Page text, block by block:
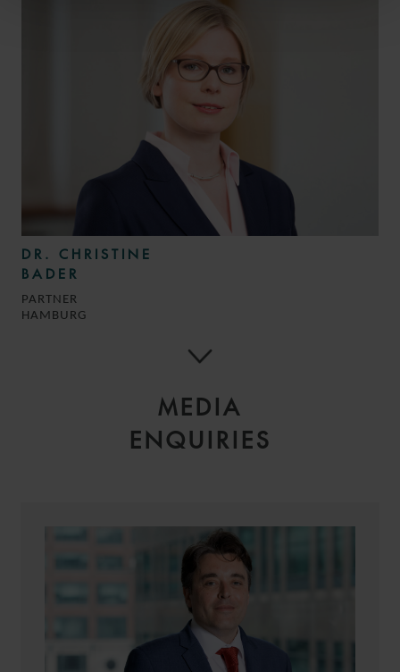
MEDIA
ENQUIRIES
DR. CHRISTINE
BADER
PARTNER
HAMBURG
THOMAS